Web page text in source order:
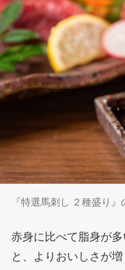
『特選馬刺し ２種盛り』
赤身に比べて脂身が
と、よりおいしさが増